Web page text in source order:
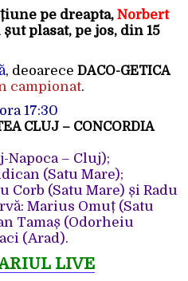
pe dreapta, Norbert
plasat, pe jos, din 15
, deoarece DACO-GETICA
campionat.
17:30
CLUJ – CONCORDIA
Napoca – Cluj);
(Satu Mare);
Corb (Satu Mare) și Radu
Marius Omuț (Satu
Tamaș (Odorheiu
(Arad).
LIVE